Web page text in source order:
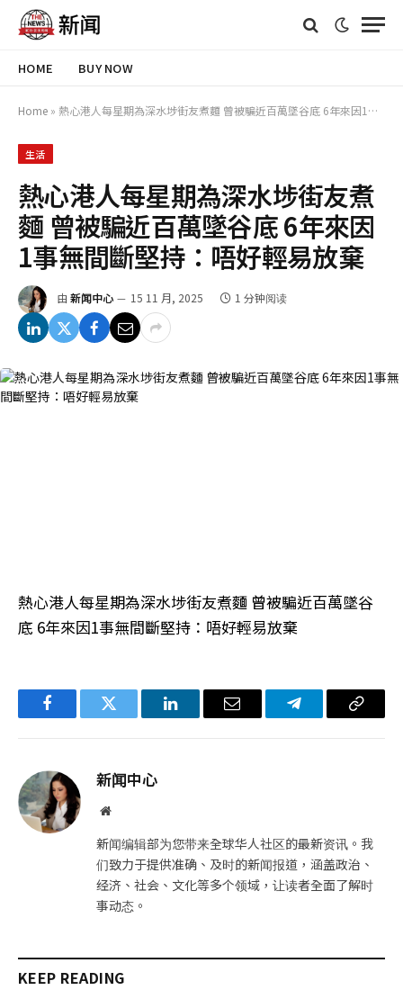
HOME BUY NOW
Home » 熱心港人每星期為深水埗街友煮麵 曾被騙近百萬墜谷底 6年來因1事無間斷堅持：唔好輕易放棄
生活
熱心港人每星期為深水埗街友煮
麵 曾被騙近百萬墜谷底 6年來因
1事無間斷堅持：唔好輕易放棄
由 新闻中心 15 11 月, 2025 1 分钟阅读
熱心港人每星期為深水埗街友煮麵 曾被騙近百萬墜谷
底 6年來因1事無間斷堅持：唔好輕易放棄
FacebookTwitter LinkedIn电
Telegram复
新闻中心
网
新闻编辑部为您带来全球华人社区的最新资讯。我
们致力于提供准确、及时的新闻报道，涵盖政治、
经济、社会、文化等多个领域，让读者全面了解时
事动态。
KEEP READING